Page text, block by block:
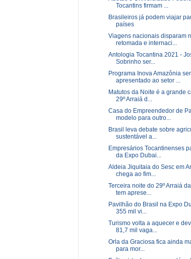
Tocantins firmam ...
Brasileiros já podem viajar
países
Viagens nacionais disparam
retomada e internaci...
Antologia Tocantina 2021 -
Sobrinho ser...
Programa Inova Amazônia
apresentado ao setor ...
Matutos da Noite é a grande
29º Arraiá d...
Casa do Empreendedor de
modelo para outro...
Brasil leva debate sobre
sustentável a...
Empresários Tocantinenses
da Expo Dubai...
Aldeia Jiquitaia do Sesc em
chega ao fim...
Terceira noite do 29º Arraiá
tem aprese...
Pavilhão do Brasil na Expo
355 mil vi...
Turismo volta a aquecer e
81,7 mil vaga...
Orla da Graciosa fica ainda
para mor...